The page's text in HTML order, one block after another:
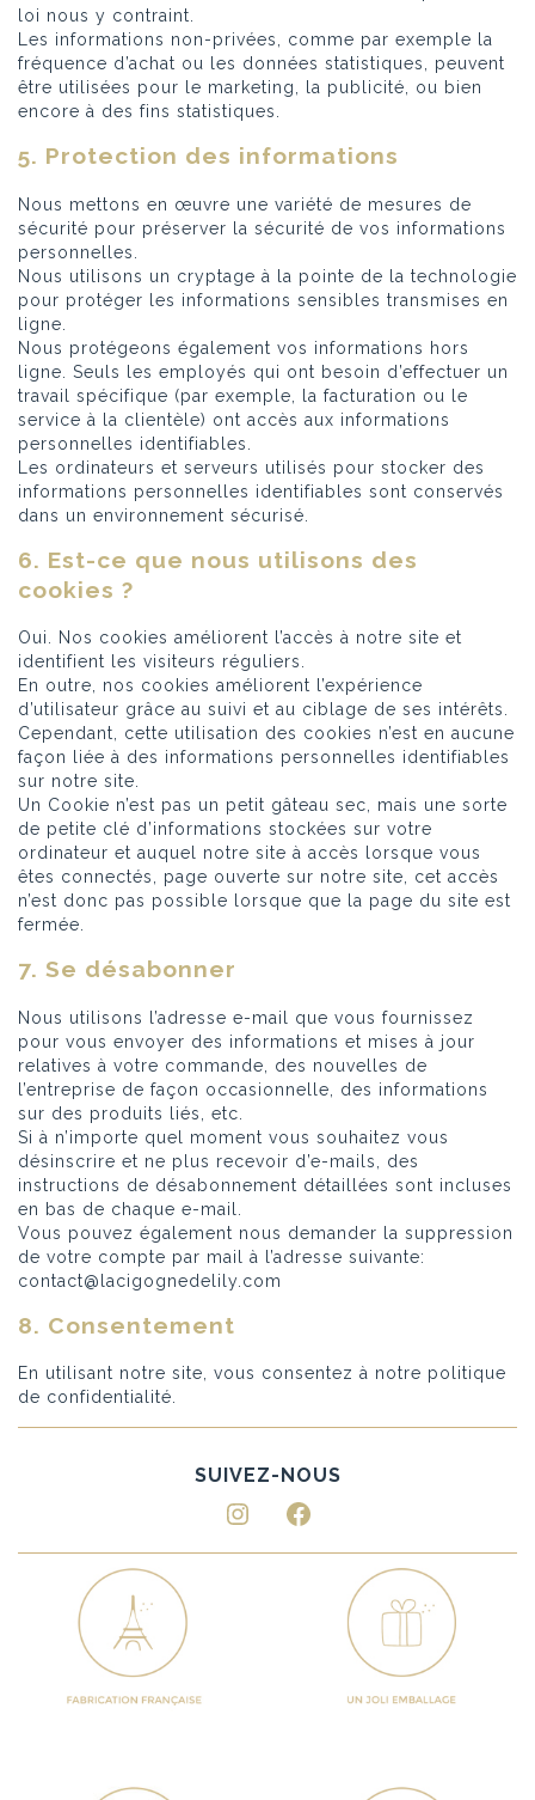
loi nous y contraint.
Les informations non-privées, comme par exemple la
fréquence d’achat ou les données statistiques, peuvent
être utilisées pour le marketing, la publicité, ou bien
encore à des fins statistiques.
5. Protection des informations
Nous mettons en œuvre une variété de mesures de
sécurité pour préserver la sécurité de vos informations
personnelles.
Nous utilisons un cryptage à la pointe de la technologie
pour protéger les informations sensibles transmises en
ligne.
Nous protégeons également vos informations hors
ligne. Seuls les employés qui ont besoin d’effectuer un
travail spécifique (par exemple, la facturation ou le
service à la clientèle) ont accès aux informations
personnelles identifiables.
Les ordinateurs et serveurs utilisés pour stocker des
informations personnelles identifiables sont conservés
dans un environnement sécurisé.
6. Est-ce que nous utilisons des
cookies ?
Oui. Nos cookies améliorent l’accès à notre site et
identifient les visiteurs réguliers.
En outre, nos cookies améliorent l’expérience
d’utilisateur grâce au suivi et au ciblage de ses intérêts.
Cependant, cette utilisation des cookies n’est en aucune
façon liée à des informations personnelles identifiables
sur notre site.
Un Cookie n’est pas un petit gâteau sec, mais une sorte
de petite clé d’informations stockées sur votre
ordinateur et auquel notre site à accès lorsque vous
êtes connectés, page ouverte sur notre site, cet accès
n’est donc pas possible lorsque que la page du site est
fermée.
7. Se désabonner
Nous utilisons l’adresse e-mail que vous fournissez
pour vous envoyer des informations et mises à jour
relatives à votre commande, des nouvelles de
l’entreprise de façon occasionnelle, des informations
sur des produits liés, etc.
Si à n’importe quel moment vous souhaitez vous
désinscrire et ne plus recevoir d’e-mails, des
instructions de désabonnement détaillées sont incluses
en bas de chaque e-mail.
Vous pouvez également nous demander la suppression
de votre compte par mail à l’adresse suivante:
contact@lacigognedelily.com
8. Consentement
En utilisant notre site, vous consentez à notre politique
de confidentialité.
Instagram Facebook